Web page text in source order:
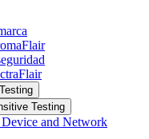
Testing
and Network